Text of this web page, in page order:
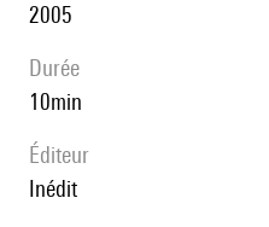
2005
durée
10min
éditeur
Inédit